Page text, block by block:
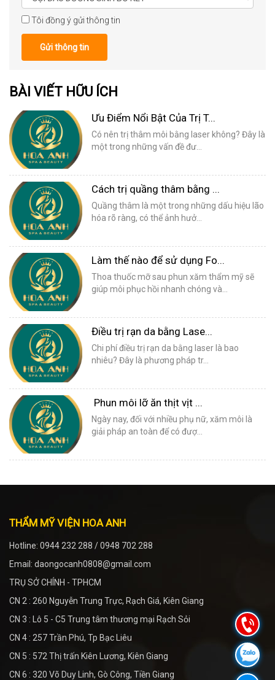
Tôi đồng ý gửi thông tin
Gửi thông tin
BÀI VIẾT HỮU ÍCH
Ưu Điểm Nổi Bật Của Trị T...
Có nên trị thâm môi bằng laser không? Đây là
một trong những vấn đề đư...
Cách trị quầng thâm bằng ...
Quầng thâm là một trong những dấu hiệu lão
hóa rõ ràng, có thể ảnh hưở...
Làm thế nào để sử dụng Fo...
Thoa thuốc mỡ sau phun xăm thẩm mỹ sẽ
giúp môi phục hồi nhanh chóng và...
Điều trị rạn da bằng Lase...
Chi phí điều trị rạn da bằng laser là bao
nhiêu? Đây là phương pháp tr...
Phun môi lỡ ăn thịt vịt ...
Ngày nay, đối với nhiều phụ nữ, xăm môi là
giải pháp an toàn để có đượ...
THẨM MỸ VIỆN HOA ANH
Hotline: 0944 232 288 / 0948 702 288
Email: daongocanh0808@gmail.com
TRỤ SỞ CHÍNH - TPHCM
CN 2 : 260 Nguyễn Trung Trực, Rạch Giá, Kiên Giang
CN 3 : Lô 5 - C5 Trung tâm thương mại Rạch Sỏi
CN 4 : 257 Trần Phú, Tp Bạc Liêu
CN 5 : 572 Thị trấn Kiên Lương, Kiên Giang
CN 6 : 320 Võ Duy Linh, Gò Công, Tiền Giang